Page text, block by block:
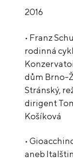
2016
• Franz
rodinná
dům Brno-
Stránský,
dirigent
Košíková
•
aneb